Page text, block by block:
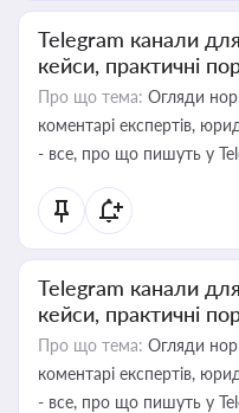
Telegram канали
кейси, практичні
Про що тема: Огляди
коментарі експертів,
- все, про що пишуть у
Telegram канали
кейси, практичні
Про що тема: Огляди
коментарі експертів,
- все, про що пишуть у